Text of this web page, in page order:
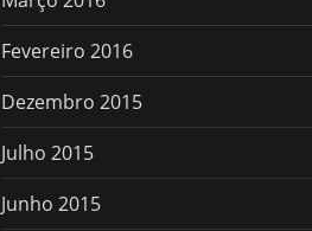
Fevereiro 2016
Dezembro 2015
Julho 2015
Junho 2015